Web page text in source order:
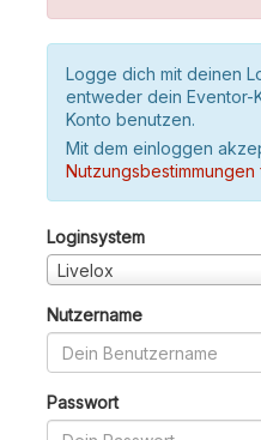
Logge dich mit deinen
entweder dein Eventor-
Konto benutzen.
Mit dem einloggen
Nutzungsbestimmungen
Loginsystem
Livelox
Nutzername
Passwort